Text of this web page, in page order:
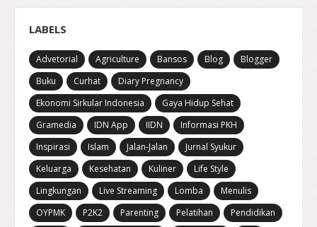
LABELS
Advetorial Agriculture Bansos Blog
Blogger
Buku
Curhat
Diary Pregnancy
Ekonomi Sirkular Indonesia
Gaya Hidup Sehat
Gramedia
IDN App IIDN
Informasi PKH
Inspirasi
Islam Jalan-Jalan
Jurnal Syukur
Keluarga
Kesehatan Kuliner
Life Style
Lingkungan
Live Streaming Lomba
Menulis
OYPMK
P2K2 Parenting Pelatihan
Pendidikan